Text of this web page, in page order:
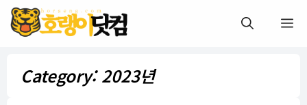
Category: 2023년